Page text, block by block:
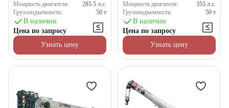
Мощность двигателя:
285.5 л.с.
Грузоподъемность:
50 т
В наличии
Цена по запросу
Узнать цену
Мощность двигателя:
355 л.с.
Грузоподъемность:
50 т
В наличии
Цена по запросу
Узнать цену